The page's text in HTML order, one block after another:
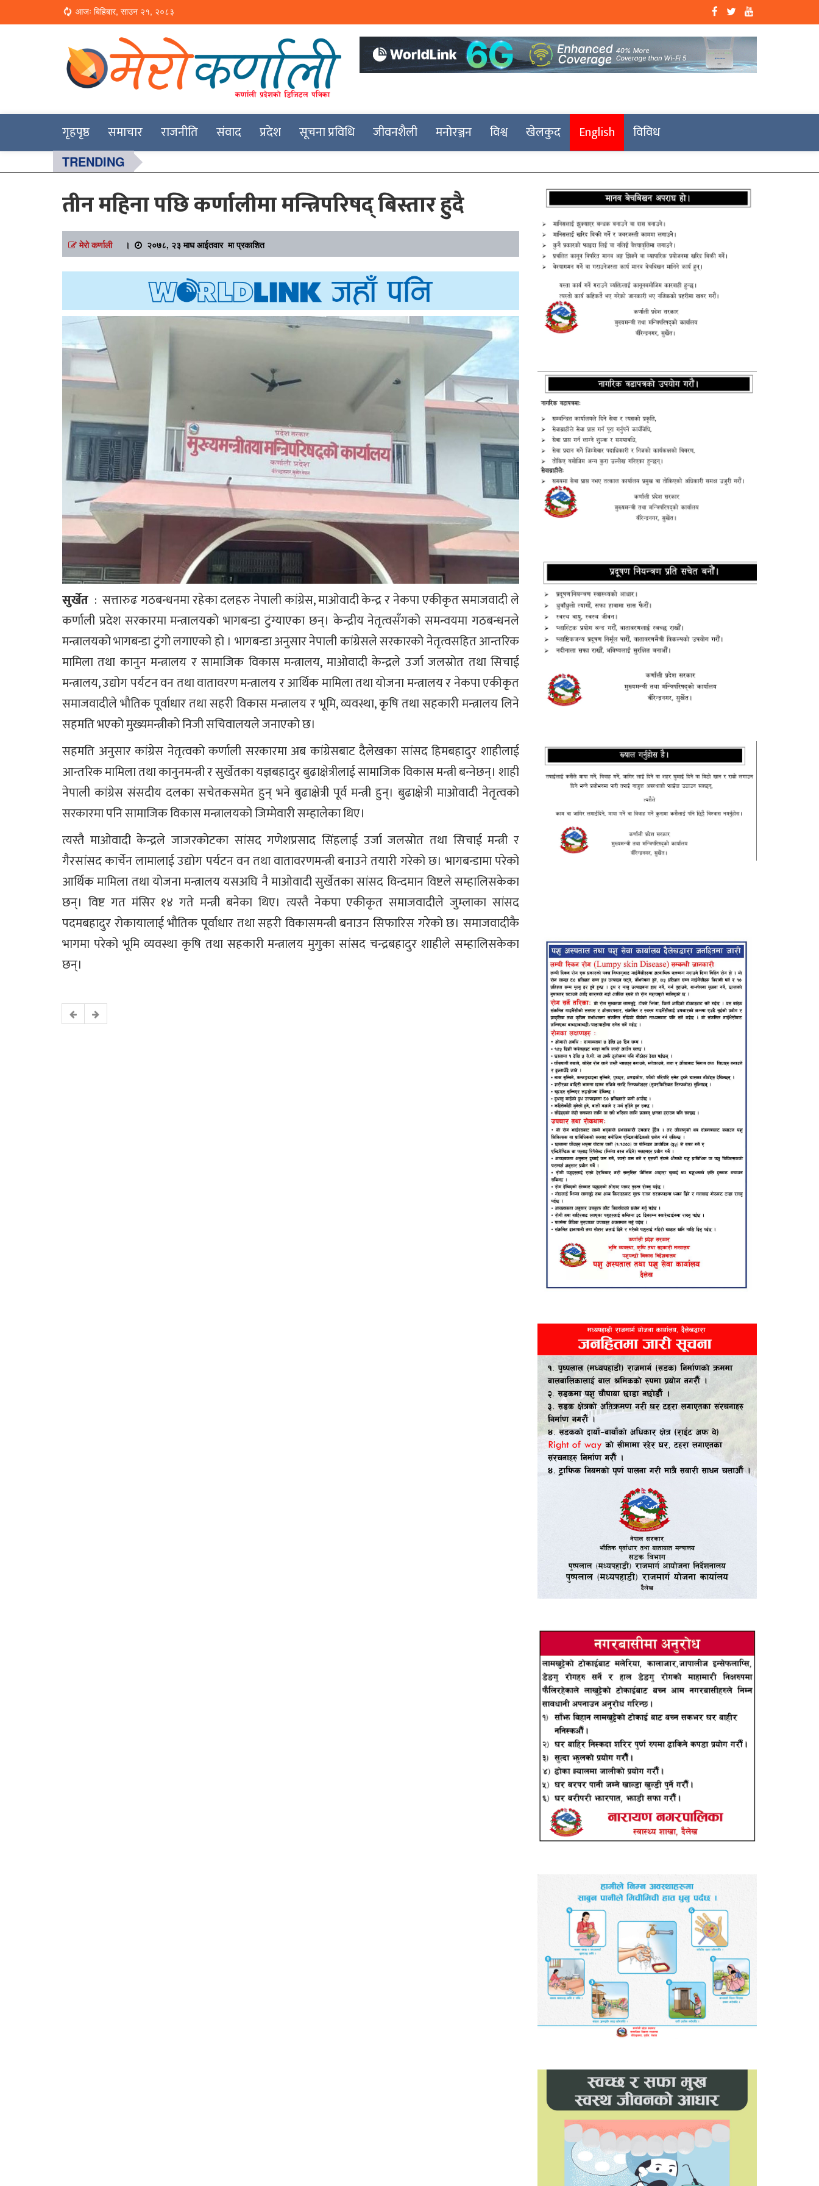
Loading...
आजः बिहिबार, साउन २१, २०८३
Merokarnali
गृहपृष्ठ समाचार राजनीति संवाद प्रदेश सूचना प्रविधि जीवनशैली मनोरञ्जन विश्व खेलकुद English विविध
TRENDING
तीन महिना पछि कर्णालीमा मन्त्रिपरिषद् बिस्तार हुदै
मेरो कर्णाली। २०७८, २३ माघ आईतवार मा प्रकाशित
सुर्खेत : सत्तारुढ गठबन्धनमा रहेका दलहरु नेपाली कांग्रेस, माओवादी केन्द्र र नेकपा एकीकृत समाजवादी ले
कर्णाली प्रदेश सरकारमा मन्त्रालयको भागबन्डा टुंग्याएका छन्। केन्द्रीय नेतृत्वसँगको समन्वयमा गठबन्धनले
मन्त्रालयको भागबन्डा टुंगो लगाएको हो । भागबन्डा अनुसार नेपाली कांग्रेसले सरकारको नेतृत्वसहित आन्तरिक
मामिला तथा कानुन मन्त्रालय र सामाजिक विकास मन्त्रालय, माओवादी केन्द्रले उर्जा जलस्रोत तथा सिचाई
मन्त्रालय, उद्योग पर्यटन वन तथा वातावरण मन्त्रालय र आर्थिक मामिला तथा योजना मन्त्रालय र नेकपा एकीकृत
समाजवादीले भौतिक पूर्वाधार तथा सहरी विकास मन्त्रालय र भूमि, व्यवस्था, कृषि तथा सहकारी मन्त्रालय लिने
सहमति भएको मुख्यमन्त्रीको निजी सचिवालयले जनाएको छ।
सहमति अनुसार कांग्रेस नेतृत्वको कर्णाली सरकारमा अब कांग्रेसबाट दैलेखका सांसद हिमबहादुर शाहीलाई
आन्तरिक मामिला तथा कानुनमन्त्री र सुर्खेतका यज्ञबहादुर बुढाक्षेत्रीलाई सामाजिक विकास मन्त्री बन्‍नेछन्। शाही
नेपाली कांग्रेस संसदीय दलका सचेतकसमेत हुन् भने बुढाक्षेत्री पूर्व मन्त्री हुन्। बुढाक्षेत्री माओवादी नेतृत्वको
सरकारमा पनि सामाजिक विकास मन्त्रालयको जिम्मेवारी सम्हालेका थिए।
त्यस्तै माओवादी केन्द्रले जाजरकोटका सांसद गणेशप्रसाद सिंहलाई उर्जा जलस्रोत तथा सिचाई मन्त्री र
गैरसांसद कार्चेन लामालाई उद्योग पर्यटन वन तथा वातावरणमन्त्री बनाउने तयारी गरेको छ। भागबन्डामा परेको
आर्थिक मामिला तथा योजना मन्त्रालय यसअघि नै माओवादी सुर्खेतका सांसद विन्दमान विष्टले सम्हालिसकेका
छन्। विष्ट गत मंसिर १४ गते मन्त्री बनेका थिए। त्यस्तै नेकपा एकीकृत समाजवादीले जुम्लाका सांसद
पदमबहादुर रोकायालाई भौतिक पूर्वाधार तथा सहरी विकासमन्त्री बनाउन सिफारिस गरेको छ। समाजवादीकै
भागमा परेको भूमि व्यवस्था कृषि तथा सहकारी मन्त्रालय मुगुका सांसद चन्द्रबहादुर शाहीले सम्हालिसकेका
छन्।